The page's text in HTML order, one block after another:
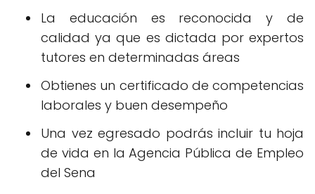
La educación es reconocida y de
calidad ya que es dictada por expertos
tutores en determinadas áreas
Obtienes un certificado de competencias
laborales y buen desempeño
Una vez egresado podrás incluir tu hoja
de vida en la Agencia Pública de Empleo
del Sena